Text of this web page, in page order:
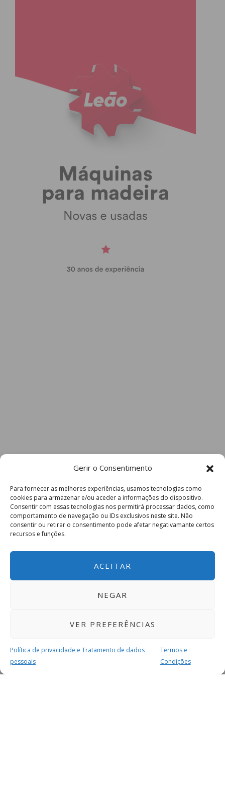
Gerir o Consentimento
Para fornecer as melhores experiências, usamos tecnologias como
cookies para armazenar e/ou aceder a informações do dispositivo.
Consentir com essas tecnologias nos permitirá processar dados, como
comportamento de navegação ou IDs exclusivos neste site. Não
consentir ou retirar o consentimento pode afetar negativamante certos
recursos e funções.
ACEITAR
NEGAR
VER PREFERÊNCIAS
Política de privacidade e Tratamento de dados
pessoais
Termos e
Condições